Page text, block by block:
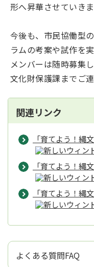
形へ昇華させていきま
今後も、市民協働型
ラムの考案や試作を
メンバーは随時募集
文化財保護課までご
関連リンク
「育てよう！縄
「育てよう！縄
「育てよう！縄
よくある質問FAQ